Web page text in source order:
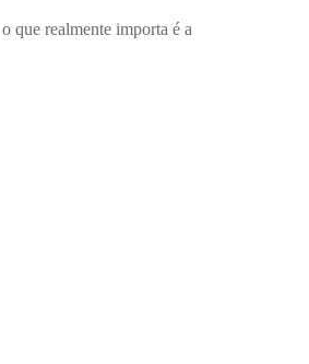
que realmente importa é a